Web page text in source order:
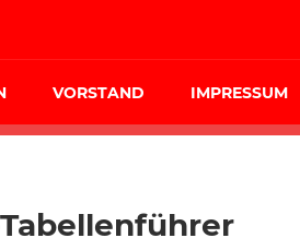
VORSTAND IMPRESSUM